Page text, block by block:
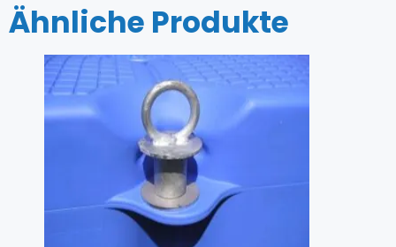
Ähnliche Produkte